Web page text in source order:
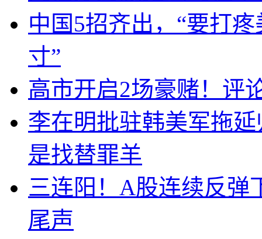
中国5招齐出，“要打
寸”
高市开启2场豪赌！评
李在明批驻韩美军拖
是找替罪羊
三连阳！A股连续反弹
尾声